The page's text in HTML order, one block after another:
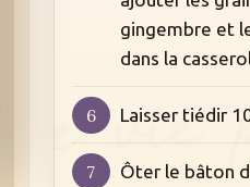
gingembre et
dans la
Laisser tiédir
Ôter le bâton